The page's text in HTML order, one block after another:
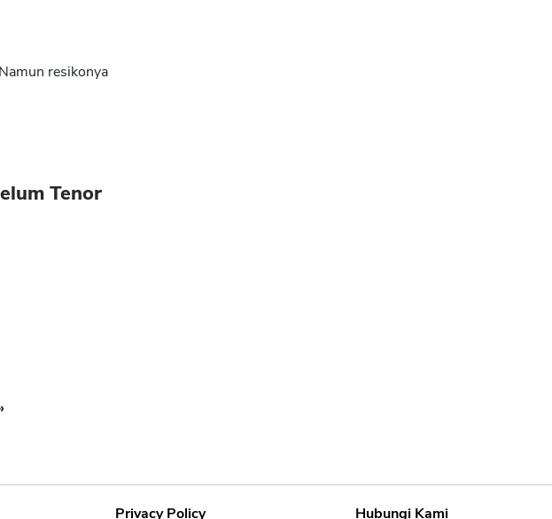
resikonya
Tenor
Privacy Policy Hubungi Kami